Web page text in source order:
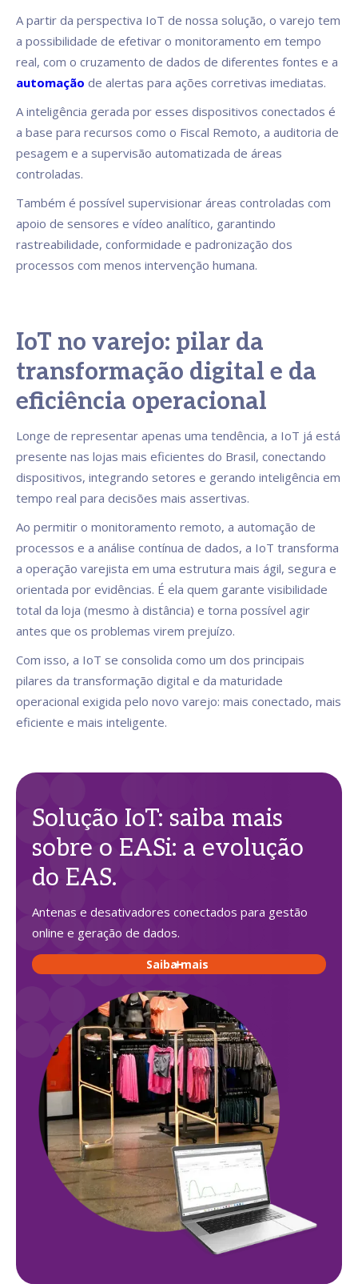
A partir da perspectiva IoT de nossa solução, o varejo tem
a possibilidade de efetivar o monitoramento em tempo
real, com o cruzamento de dados de diferentes fontes e a
automação de alertas para ações corretivas imediatas.
A inteligência gerada por esses dispositivos conectados é
a base para recursos como o Fiscal Remoto, a auditoria de
pesagem e a supervisão automatizada de áreas
controladas.
Também é possível supervisionar áreas controladas com
apoio de sensores e vídeo analítico, garantindo
rastreabilidade, conformidade e padronização dos
processos com menos intervenção humana.
IoT no varejo: pilar da
transformação digital e da
eficiência operacional
Longe de representar apenas uma tendência, a IoT já está
presente nas lojas mais eficientes do Brasil, conectando
dispositivos, integrando setores e gerando inteligência em
tempo real para decisões mais assertivas.
Ao permitir o monitoramento remoto, a automação de
processos e a análise contínua de dados, a IoT transforma
a operação varejista em uma estrutura mais ágil, segura e
orientada por evidências. É ela quem garante visibilidade
total da loja (mesmo à distância) e torna possível agir
antes que os problemas virem prejuízo.
Com isso, a IoT se consolida como um dos principais
pilares da transformação digital e da maturidade
operacional exigida pelo novo varejo: mais conectado, mais
eficiente e mais inteligente.
Solução IoT: saiba mais
sobre o EASi: a evolução
do EAS.
Antenas e desativadores conectados para gestão
online e geração de dados.
Saiba mais